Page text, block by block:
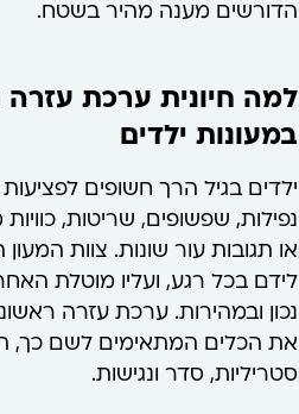
הדורשים מענה מהיר בשטח.
למה חיונית ערכת עזרה
במעונות ילדים
ילדים בגיל הרך חשופים
נפילות, שפשופים, שריטות,
או תגובות עור שונות. צוות
לידם בכל רגע, ועליו מוטלת
נכון ובמהירות. ערכת עזרה
את הכלים המתאימים לשם כך,
סטריליות, סדר ונגישות.